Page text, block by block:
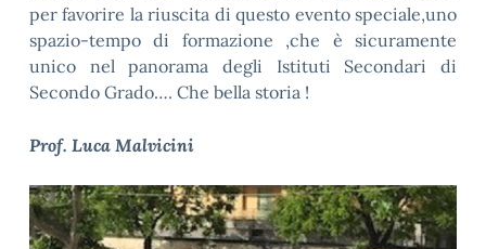
per favorire la riuscita di questo evento speciale,uno
spazio-tempo di formazione ,che è sicuramente
unico nel panorama degli Istituti Secondari di
Secondo Grado…. Che bella storia !
Prof. Luca Malvicini